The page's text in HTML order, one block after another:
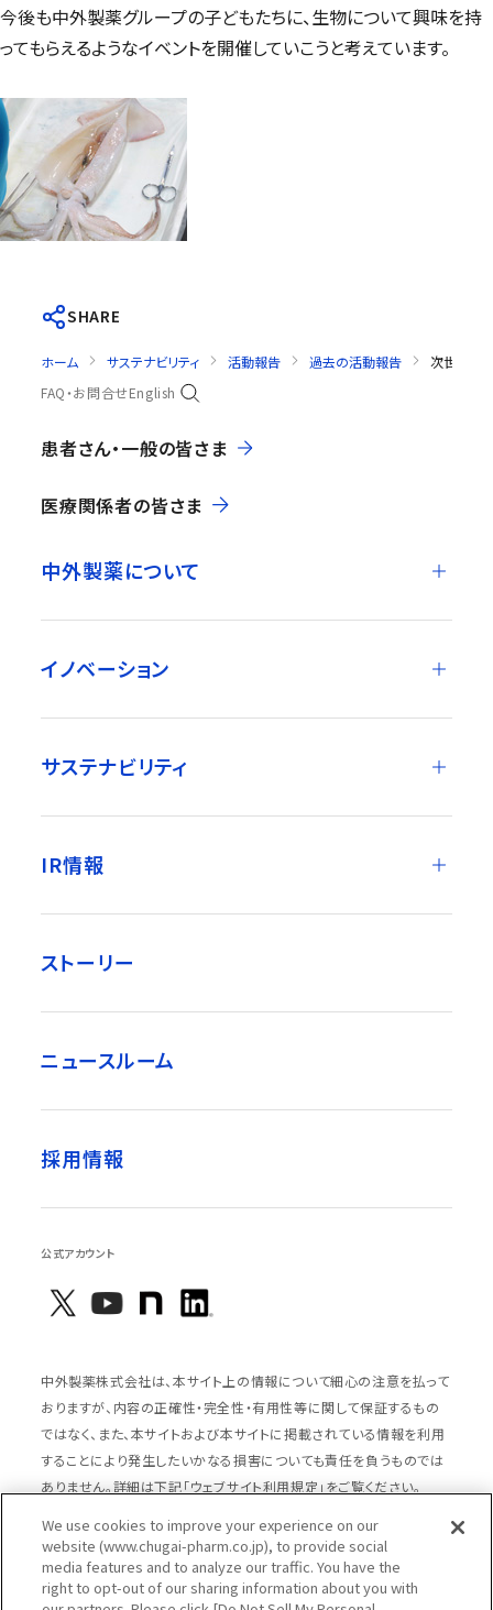
今後も中外製薬グループの子どもたちに、生物について興味を持
ってもらえるようなイベントを開催していこうと考えています。
SHARE
ホーム サステナビリティ 活動報告 過去の活動報告
次世代を
FAQ・お問合せEnglish
患者さん・一般の皆さま
医療関係者の皆さま
中外製薬について
イノベーション
サステナビリティ
IR情報
ストーリー
ニュースルーム
採用情報
公式アカウント
中外製薬株式会社は、本サイト上の情報について細心の注意を払って
おりますが、内容の正確性・完全性・有用性等に関して保証するもの
ではなく、また、本サイトおよび本サイトに掲載されている情報を利用
することにより発生したいかなる損害についても責任を負うものでは
ありません。詳細は下記「ウェブサイト利用規定」をご覧ください。
サイトマップ
ウェブサイト利用規定
個人情報の取扱いのご案内
ソーシャルメディアポリシー
We use cookies to improve your experience on our
website (www.chugai-pharm.co.jp), to provide social
media features and to analyze our traffic. You have the
right to opt-out of our sharing information about you with